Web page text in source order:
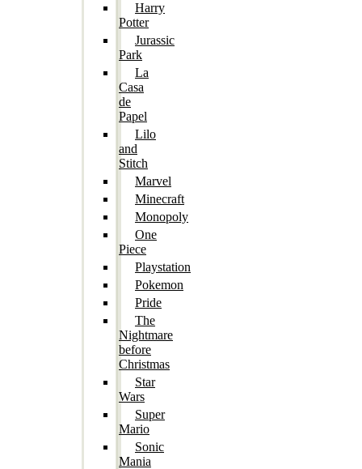
Harry
Potter
Jurassic
Park
La
Casa
de
Papel
Lilo
and
Stitch
Marvel
Minecraft
Monopoly
One
Piece
Playstation
Pokemon
Pride
The
Nightmare
before
Christmas
Star
Wars
Super
Mario
Sonic
Mania